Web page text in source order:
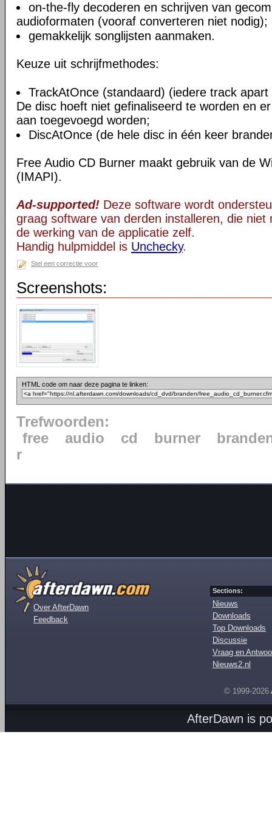
on-the-fly decoderen en schrijven van
audioformaten (vooraf converteren niet nodig);
gemakkelijk songlijsten aanmaken.
Keuze uit schrijfmethodes:
TrackAtOnce (standaard) (iedere track
De disc hoeft niet gefinaliseerd te worden en
aan toegevoegd worden;
DiscAtOnce (de hele disc in één keer
Free Audio CD Burner maakt gebruik van de
(IMAPI).
Ad-supported! Deze software wordt
graag software van derden installeren, die niet
de werking van de applicatie zelf.
Handig hulpmiddel is Unchecky.
Stel een correctie voor
Screenshots:
HTML code om naar deze pagina te linken:
Trefwoorden:
free
audio cd burner
r
Over AfterDawn
Feedback
Sections:
Nieuws
Downloads
Top Downloads
Discussie
Vraag en
Nieuws2.nl
© 1999-2026
AfterDawn is